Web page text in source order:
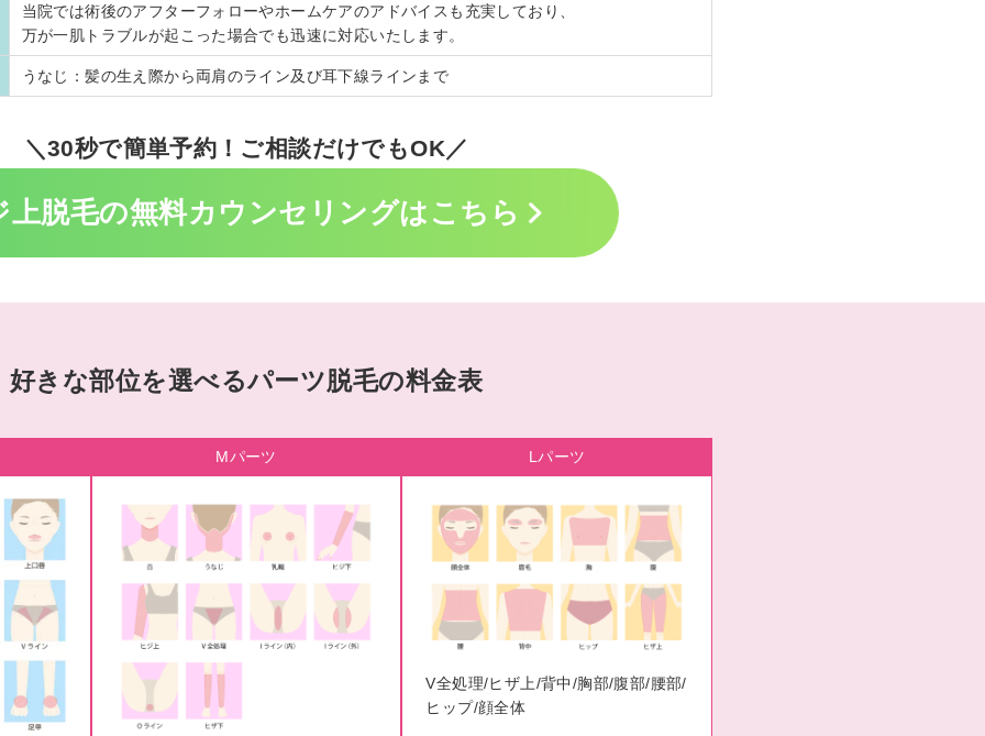
当院では術後のアフターフォローやホームケアのアドバイスも充実しており、
万が一肌トラブルが起こった場合でも迅速に対応いたします。
うなじ：髪の生え際から両肩のライン及び耳下線ラインまで
＼30秒で簡単予約！ご相談だけでもOK／
上脱毛の無料カウンセリングはこちら
好きな部位を選べるパーツ脱毛の料金表
Mパーツ Lパーツ
V全処理/ヒザ上/背中/胸部/腹部/腰部/
ヒップ/顔全体